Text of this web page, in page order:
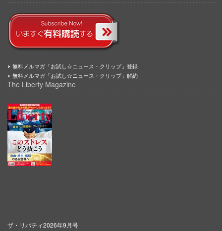
無料メルマガ「お試し☆ニュース・クリップ」登録
無料メルマガ「お試し☆ニュース・クリップ」解約
The Liberty Magazine
ザ・リバティ2026年9月号